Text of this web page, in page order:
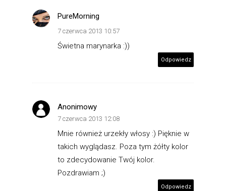
PureMorning
7 czerwca 2013 10:57
Świetna marynarka :))
Odpowiedz
Anonimowy
7 czerwca 2013 12:08
Mnie również urzekły włosy :) Pięknie w
takich wyglądasz. Poza tym żółty kolor
to zdecydowanie Twój kolor.
Pozdrawiam ;)
Odpowiedz